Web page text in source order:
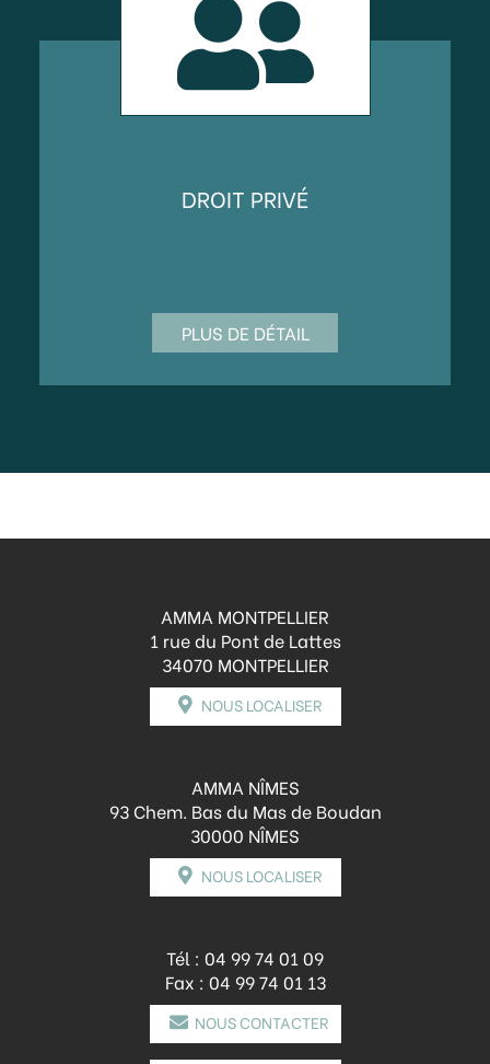
DROIT PRIVÉ
PLUS DE DÉTAIL
AMMA MONTPELLIER
1 rue du Pont de Lattes
34070 MONTPELLIER
NOUS LOCALISER
AMMA NÎMES
93 Chem. Bas du Mas de Boudan
30000 NÎMES
NOUS LOCALISER
Tél : 04 99 74 01 09
Fax : 04 99 74 01 13
NOUS CONTACTER